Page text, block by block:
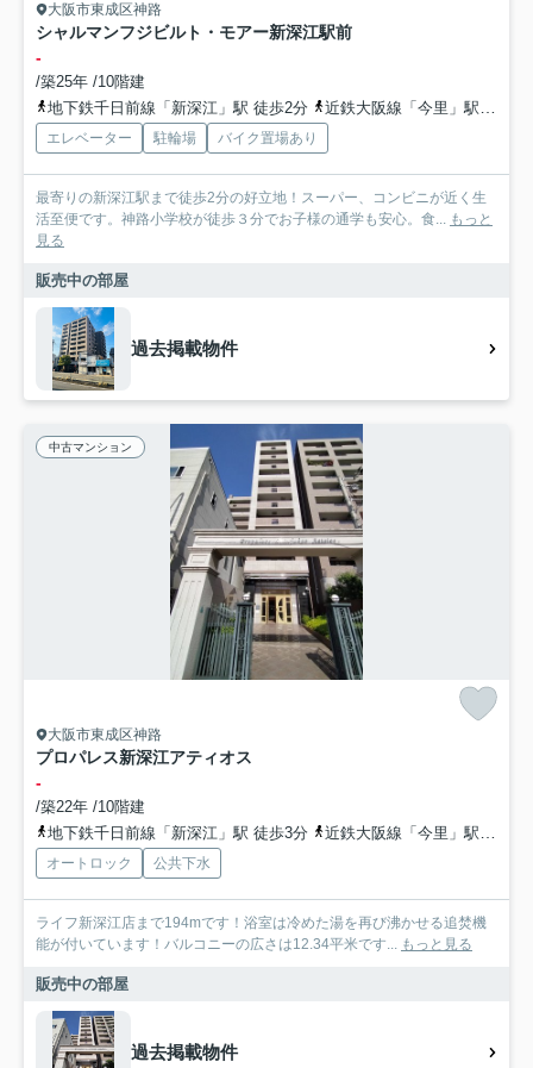
大阪市東成区神路
シャルマンフジビルト・モアー新深江駅前
-
/築25年 /10階建
地下鉄千日前線「新深江」駅 徒歩2分
近鉄大阪線「今里」駅 徒歩8分
エレベーター 駐輪場 バイク置場あり
最寄りの新深江駅まで徒歩2分の好立地！スーパー、コンビニが近く生
活至便です。神路小学校が徒歩３分でお子様の通学も安心。食... もっと
見る
販売中の部屋
過去掲載物件
中古マンション
大阪市東成区神路
プロパレス新深江アティオス
-
/築22年 /10階建
地下鉄千日前線「新深江」駅 徒歩3分
近鉄大阪線「今里」駅 徒歩8分
オートロック 公共下水
ライフ新深江店まで194mです！浴室は冷めた湯を再び沸かせる追焚機
能が付いています！バルコニーの広さは12.34平米です... もっと見る
販売中の部屋
過去掲載物件